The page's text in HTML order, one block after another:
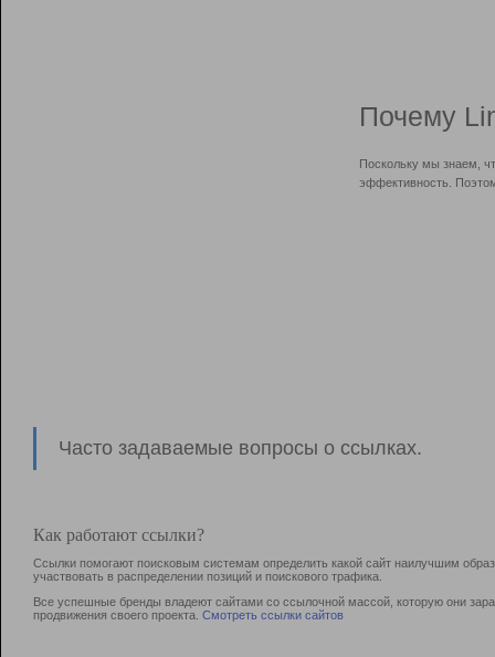
Почему
Поскольку мы знаем,
эффективность.
Часто задаваемые вопросы о ссылках.
Как работают ссылки?
Ссылки помогают поисковым системам определить какой сайт наилучшим
участвовать в раcпределении позиций и поискового трафика.
Все успешные бренды владеют сайтами со ссылочной массой, которую они
продвижения своего проекта. Смотреть ссылки сайтов